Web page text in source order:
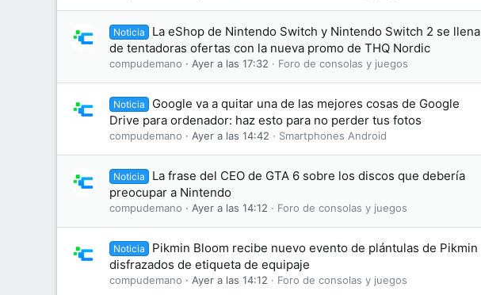
Noticia
La eShop de Nintendo Switch y Nintendo Switch 2 se llena
de tentadoras ofertas con la nueva promo de THQ Nordic
compudemano Ayer a las 17:32 Foro de consolas y juegos
Noticia
Google va a quitar una de las mejores cosas de Google
Drive para ordenador: haz esto para no perder tus fotos
compudemano Ayer a las 14:42 Smartphones Android
Noticia
La frase del CEO de GTA 6 sobre los discos que debería
preocupar a Nintendo
compudemano Ayer a las 14:12 Foro de consolas y juegos
Noticia
Pikmin Bloom recibe nuevo evento de plántulas de Pikmin
disfrazados de etiqueta de equipaje
compudemano Ayer a las 14:12 Foro de consolas y juegos